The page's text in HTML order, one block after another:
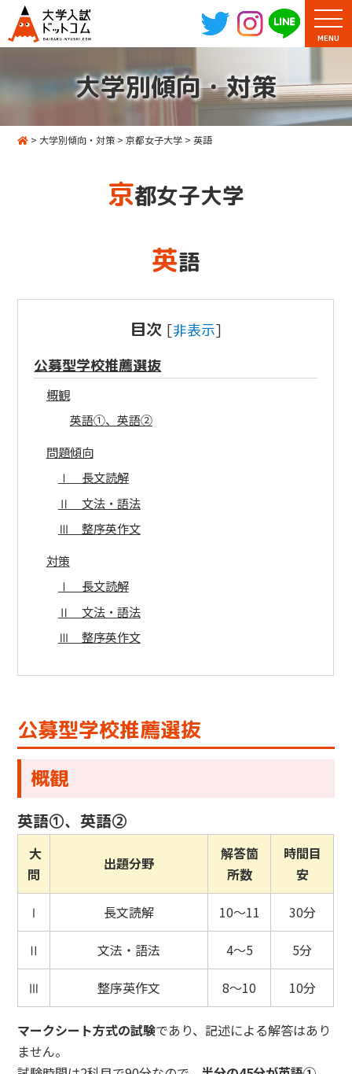
MENU
大学別傾向・対策
> 大学別傾向・対策 >京都女子大学 >英語
京都女子大学
英語
目次 [非表示]
公募型学校推薦選抜
概観
英語①、英語②
問題傾向
Ⅰ 長文読解
Ⅱ 文法・語法
Ⅲ 整序英作文
対策
Ⅰ 長文読解
Ⅱ 文法・語法
Ⅲ 整序英作文
公募型学校推薦選抜
概観
英語①、英語②
大
問
出題分野
解答箇
所数
時間目
安
Ⅰ
長文読解 10～11
30分
Ⅱ
文法・語法 4～5
5分
Ⅲ
整序英作文 8～10 10分
マークシート方式の試験であり、記述による解答はあり
ません。